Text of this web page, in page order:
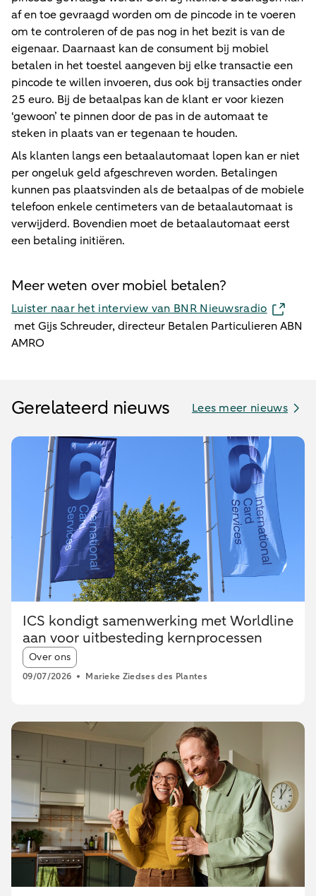
af en toe gevraagd worden om de pincode in te voeren
om te controleren of de pas nog in het bezit is van de
eigenaar. Daarnaast kan de consument bij mobiel
betalen in het toestel aangeven bij elke transactie een
pincode te willen invoeren, dus ook bij transacties onder
25 euro. Bij de betaalpas kan de klant er voor kiezen
‘gewoon’ te pinnen door de pas in de automaat te
steken in plaats van er tegenaan te houden.
Als klanten langs een betaalautomaat lopen kan er niet
per ongeluk geld afgeschreven worden. Betalingen
kunnen pas plaatsvinden als de betaalpas of de mobiele
telefoon enkele centimeters van de betaalautomaat is
verwijderd. Bovendien moet de betaalautomaat eerst
een betaling initiëren.
Meer weten over mobiel betalen?
Luister naar het interview van BNR Nieuwsradio
met Gijs Schreuder, directeur Betalen Particulieren ABN
AMRO
Gerelateerd nieuws Lees meer nieuws
ICS kondigt samenwerking met Worldline
aan voor uitbesteding kernprocessen
Article tags:
Over ons
09/07/2026 Marieke Ziedses des Plantes